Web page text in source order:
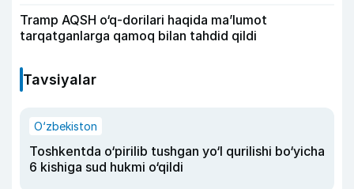
Tramp AQSH o‘q-dorilari haqida ma’lumot
tarqatganlarga qamoq bilan tahdid qildi
Tavsiyalar
O‘zbekiston
Toshkentda o‘pirilib tushgan yo‘l qurilishi bo‘yicha
6 kishiga sud hukmi o‘qildi